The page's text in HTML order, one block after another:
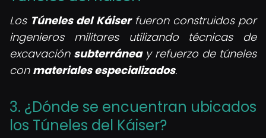
Los Túneles del Káiserfueron construidos por
ingenieros militares utilizando técnicas de
excavación subterráneay refuerzo de túneles
con materiales especializados.
3. ¿Dónde se encuentran ubicados
los Túneles del Káiser?